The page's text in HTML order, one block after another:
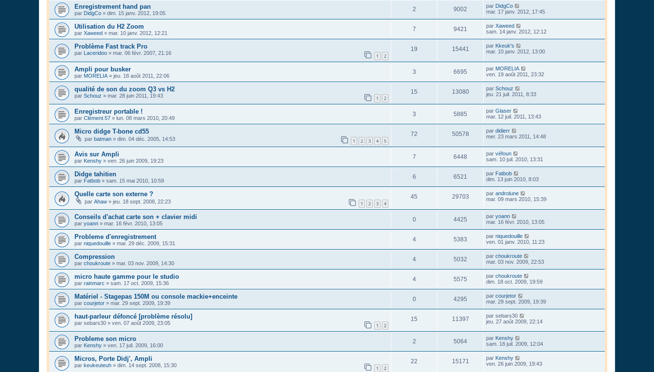
Enregistrement hand pan
par DidgCo » dim. 15 janv. 2012, 19:05
2 9002 par DidgCo
mar. 17 janv. 2012, 17:45
Utilisation du H2 Zoom
par Xaweed » mar. 10 janv. 2012, 12:21
7 9421 par Xaweed
sam. 14 janv. 2012, 12:12
Problème Fast track Pro
par Laceridoo » mar. 06 févr. 2007, 21:16 1 2
19 15441 par Kkeuk's
mar. 10 janv. 2012, 13:00
Ampli pour busker
par MORELIA » jeu. 18 août 2011, 22:06
3 6695 par MORELIA
ven. 19 août 2011, 23:32
qualité de son du zoom Q3 vs H2
par Schouz » mar. 28 juin 2011, 19:43 1 2
15 13080 par Schouz
jeu. 21 juil. 2011, 8:33
Enregistreur portable !
par Clément.57 » lun. 08 mars 2010, 20:49
3 5885 par Glaser
mar. 12 juil. 2011, 13:43
Micro didge T-bone cd55
par batman » dim. 04 déc. 2005, 14:53 1 2 3 4 5
72 50578 par didierr
mer. 23 mars 2011, 14:48
Avis sur Ampli
par Kenshy » ven. 26 juin 2009, 19:23
7 6448 par véfoun
sam. 10 juil. 2010, 13:31
Didge tahitien
par Fatbob » sam. 15 mai 2010, 10:59
6 6521 par Fatbob
dim. 13 juin 2010, 8:03
Quelle carte son externe ?
par Ahaw » jeu. 18 sept. 2008, 22:23 1 2 3 4
45 29703 par androlune
mar. 09 mars 2010, 15:39
Conseils d'achat carte son + clavier midi
par yoann » mar. 16 févr. 2010, 13:05
0 4425 par yoann
mar. 16 févr. 2010, 13:05
Probleme d'enregistrement
par niquedouille » mar. 29 déc. 2009, 15:31
4 5383 par niquedouille
ven. 01 janv. 2010, 11:23
Compression
par choukroute » mar. 03 nov. 2009, 14:30
4 5032 par choukroute
mar. 03 nov. 2009, 22:53
micro haute gamme pour le studio
par rainmarc » sam. 17 oct. 2009, 15:36
4 5575 par choukroute
dim. 18 oct. 2009, 19:59
Matériel - Stagepas 150M ou console mackie+enceinte
par courjetor » mar. 29 sept. 2009, 19:39
0 4295 par courjetor
mar. 29 sept. 2009, 19:39
haut-parleur défoncé [problème résolu]
par sebars30 » ven. 07 août 2009, 23:05 1 2
15 11397 par sebars30
jeu. 27 août 2009, 22:14
Probleme son micro
par Kenshy » ven. 17 juil. 2009, 16:00
2 5064 par Kenshy
sam. 18 juil. 2009, 12:04
Micros, Porte Didj', Ampli
par keukeuteuh » dim. 14 sept. 2008, 15:30 1 2
22 15171 par Kenshy
ven. 26 juin 2009, 19:43